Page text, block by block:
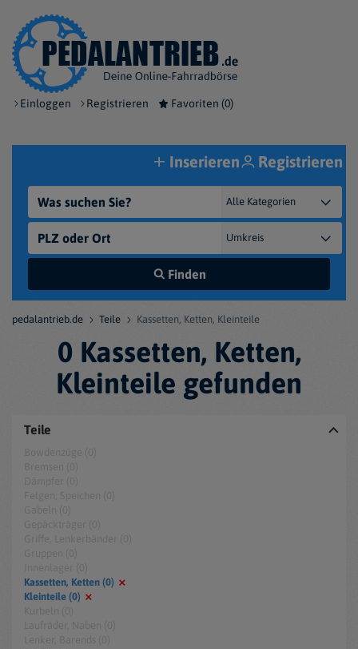
Einloggen Registrieren Favoriten (0)
Finden
Inserieren Registrieren
pedalantrieb.de Teile Kassetten, Ketten, Kleinteile
0 Kassetten, Ketten,
Kleinteile gefunden
Teile
Kassetten, Ketten (0)
Kleinteile (0)